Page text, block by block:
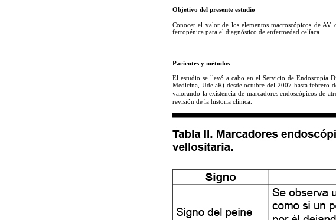
Objetivo del presente estudio
Conocer el valor de los elementos macroscópicos de
ferropénica para el diagnóstico de enfermedad celíaca.
Pacientes y métodos
El estudio se llevó a cabo en el Servicio de Endoscopía
Medicina, UdelaR) desde octubre del 2007 hasta febrero
valorando la existencia de marcadores endoscópicos de
revisión de la historia clínica.